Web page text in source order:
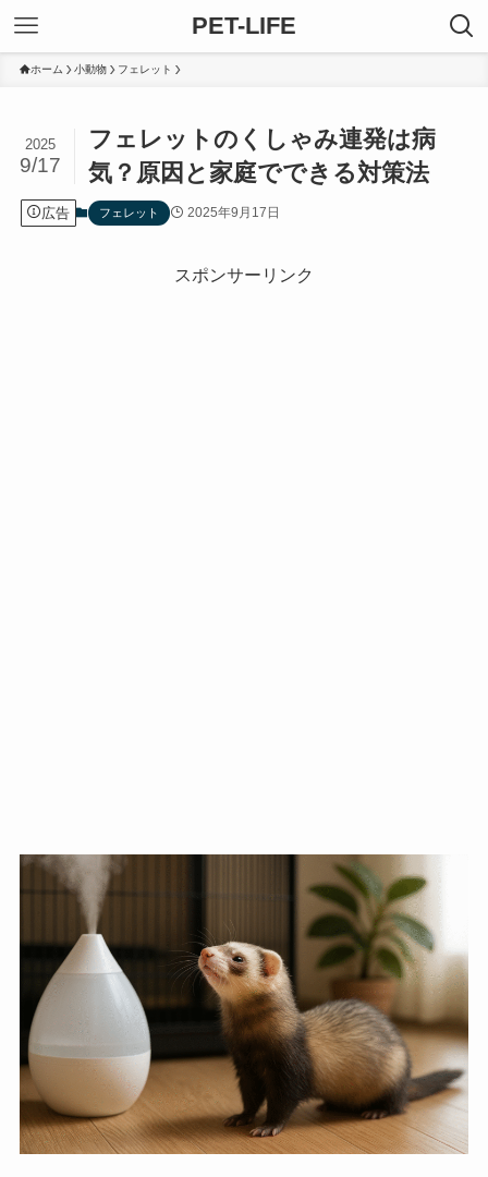
PET-LIFE
ホーム 小動物 フェレット
フェレットのくしゃみ連発は病
気？原因と家庭でできる対策法
2025
9/17
広告 フェレット 2025年9月17日
スポンサーリンク